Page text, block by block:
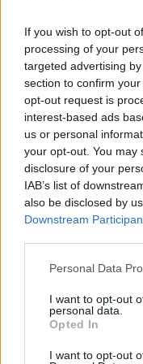
If you wish to opt-out
processing of your
targeted advertising
section to confirm
opt-out request is
interest-based ads
us or personal
your opt-out. You may
disclosure of your
IAB’s list of
also be disclosed by
Downstream
Please note that this
not limited to your
grant or deny consent
use your data for
consent section.
Personal Data
I want to opt-out
personal data.
Opted In
I want to opt-out
Achille Lauro
CESARE BATTISTI
Precedente
Cesare
finito lo
della fame: ha
ottenuto il
trasferimento